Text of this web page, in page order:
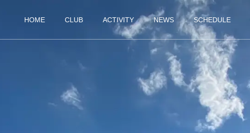
HOME CLUB ACTIVITY NEWS SCHEDULE